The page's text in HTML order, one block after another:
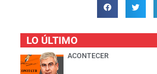
LO ÚLTIMO
ACONTECER